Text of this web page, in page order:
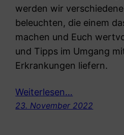
werden wir
beleuchten, die einem
machen und Euch
und Tipps im Umgang
Erkrankungen liefern.
Weiterlesen…
23. November 2022